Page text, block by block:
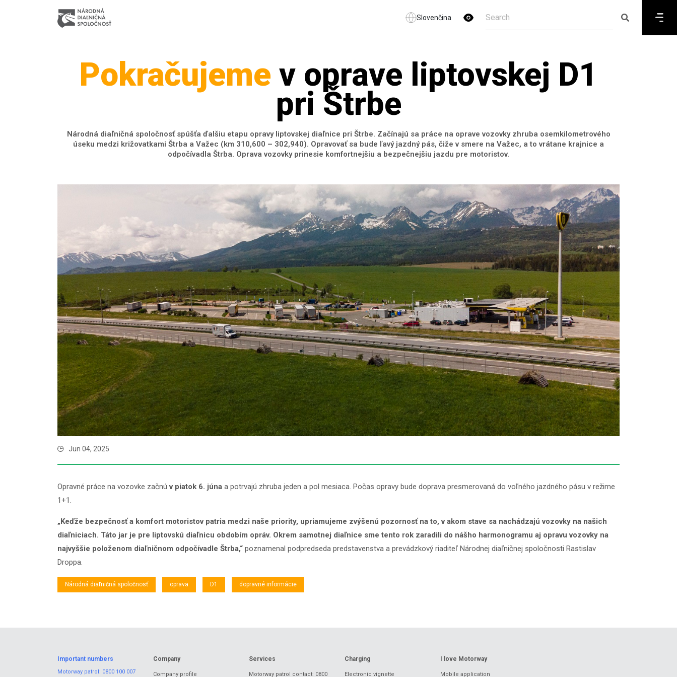
Slovenčina
Pokračujeme v oprave liptovskej D1
pri Štrbe
Národná diaľničná spoločnosť spúšťa ďalšiu etapu opravy liptovskej diaľnice pri Štrbe. Začínajú sa práce na oprave vozovky zhruba osemkilometrového
úseku medzi križovatkami Štrba a Važec (km 310,600 – 302,940). Opravovať sa bude ľavý jazdný pás, čiže v smere na Važec, a to vrátane krajnice a
odpočívadla Štrba. Oprava vozovky prinesie komfortnejšiu a bezpečnejšiu jazdu pre motoristov.
Jun 04, 2025
Opravné práce na vozovke začnúv piatok 6. júna a potrvajú zhruba jeden a pol mesiaca. Počas opravy bude doprava presmerovaná do voľného jazdného pásu v režime
1+1.
„Keďže bezpečnosť a komfort motoristov patria medzi naše priority, upriamujeme zvýšenú pozornosť na to, v akom stave sa nachádzajú vozovky na našich
diaľniciach. Táto jar je pre liptovskú diaľnicu obdobím opráv. Okrem samotnej diaľnice sme tento rok zaradili do nášho harmonogramu aj opravu vozovky na
najvyššie položenom diaľničnom odpočívadle Štrba,“ poznamenal podpredseda predstavenstva a prevádzkový riaditeľ Národnej diaľničnej spoločnosti Rastislav
Droppa.
Národná diaľničná spoločnosť oprava D1 dopravné informácie
Important numbers
Motorway patrol: 0800 100 007
Company
Company profile
Services
Motorway patrol contact: 0800
Charging
Electronic vignette
I love Motorway
Mobile application